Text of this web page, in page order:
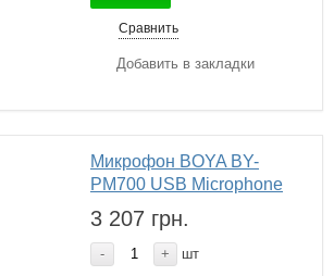
Сравнить
Добавить в закладки
Микрофон BOYA BY-
PM700 USB Microphone
3 207 грн.
- + шт